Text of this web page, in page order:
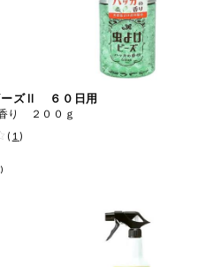
ーズⅡ ６０日用
り ２００ｇ
( 1 )